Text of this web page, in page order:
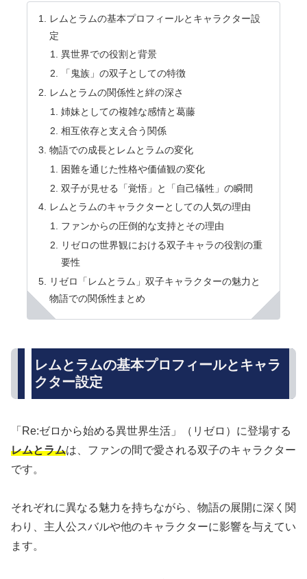
レムとラムの基本プロフィールとキャラクター設
定
異世界での役割と背景
「鬼族」の双子としての特徴
レムとラムの関係性と絆の深さ
姉妹としての複雑な感情と葛藤
相互依存と支え合う関係
物語での成長とレムとラムの変化
困難を通じた性格や価値観の変化
双子が見せる「覚悟」と「自己犠牲」の瞬間
レムとラムのキャラクターとしての人気の理由
ファンからの圧倒的な支持とその理由
リゼロの世界観における双子キャラの役割の重
要性
リゼロ「レムとラム」双子キャラクターの魅力と
物語での関係性まとめ
レムとラムの基本プロフィールとキャラ
クター設定
「Re:ゼロから始める異世界生活」（リゼロ）に登場する
レムとラムは、ファンの間で愛される双子のキャラクター
です。
それぞれに異なる魅力を持ちながら、物語の展開に深く関
わり、主人公スバルや他のキャラクターに影響を与えてい
ます。